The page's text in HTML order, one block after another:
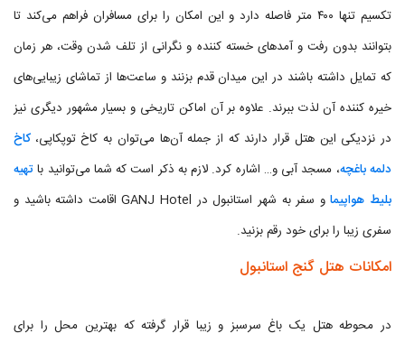
تکسیم تنها ۴۰۰ متر فاصله دارد و این امکان را برای مسافران فراهم می‌کند تا
بتوانند بدون رفت و آمدهای خسته کننده و نگرانی از تلف شدن وقت، هر زمان
که تمایل داشته باشند در این میدان قدم بزنند و ساعت‌ها از تماشای زیبایی‌های
خیره کننده آن لذت ببرند. علاوه بر آن اماکن تاریخی و بسیار مشهور دیگری نیز
در نزدیکی این هتل قرار دارند که از جمله آن‌ها می‌توان به کاخ توپکاپی،کاخ
دلمه باغچه، مسجد آبی و… اشاره کرد. لازم به ذکر است که شما می‌توانید باتهیه
بلیط هواپیما
و سفر به شهر استانبول در GANJ Hotel اقامت داشته باشید و
سفری زیبا را برای خود رقم بزنید.
امکانات هتل گنج استانبول
در محوطه هتل یک باغ سرسبز و زیبا قرار گرفته که بهترین محل را برای